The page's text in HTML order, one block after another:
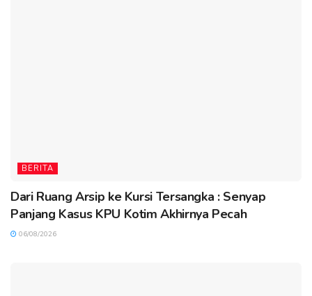
BERITA
Dari Ruang Arsip ke Kursi Tersangka : Senyap
Panjang Kasus KPU Kotim Akhirnya Pecah
06/08/2026